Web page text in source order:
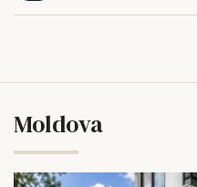
Moldova